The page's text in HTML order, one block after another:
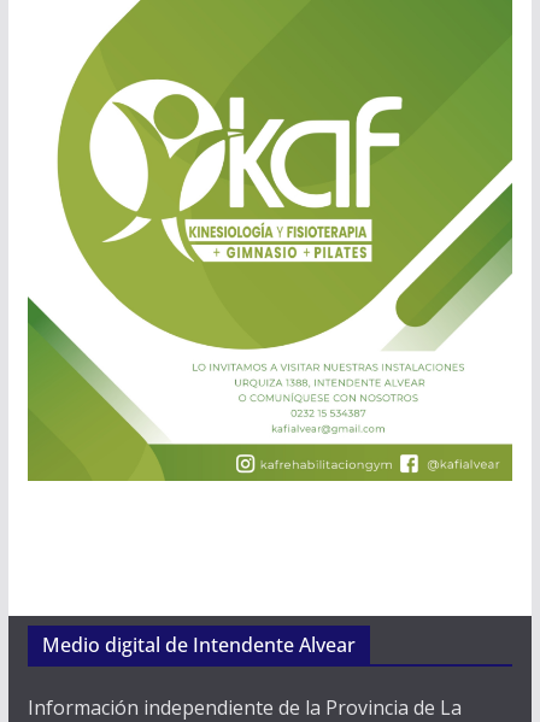
Medio digital de Intendente Alvear
Información independiente de la Provincia de La